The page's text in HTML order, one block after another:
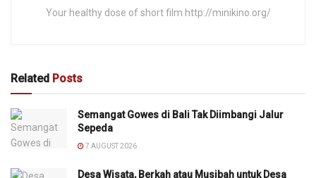
Your healthy dose of short film http://minikino.org/
Related Posts
Semangat Gowes di Bali Tak Diimbangi Jalur
Sepeda
7 AUGUST 2026
Desa Wisata, Berkah atau Musibah untuk Desa